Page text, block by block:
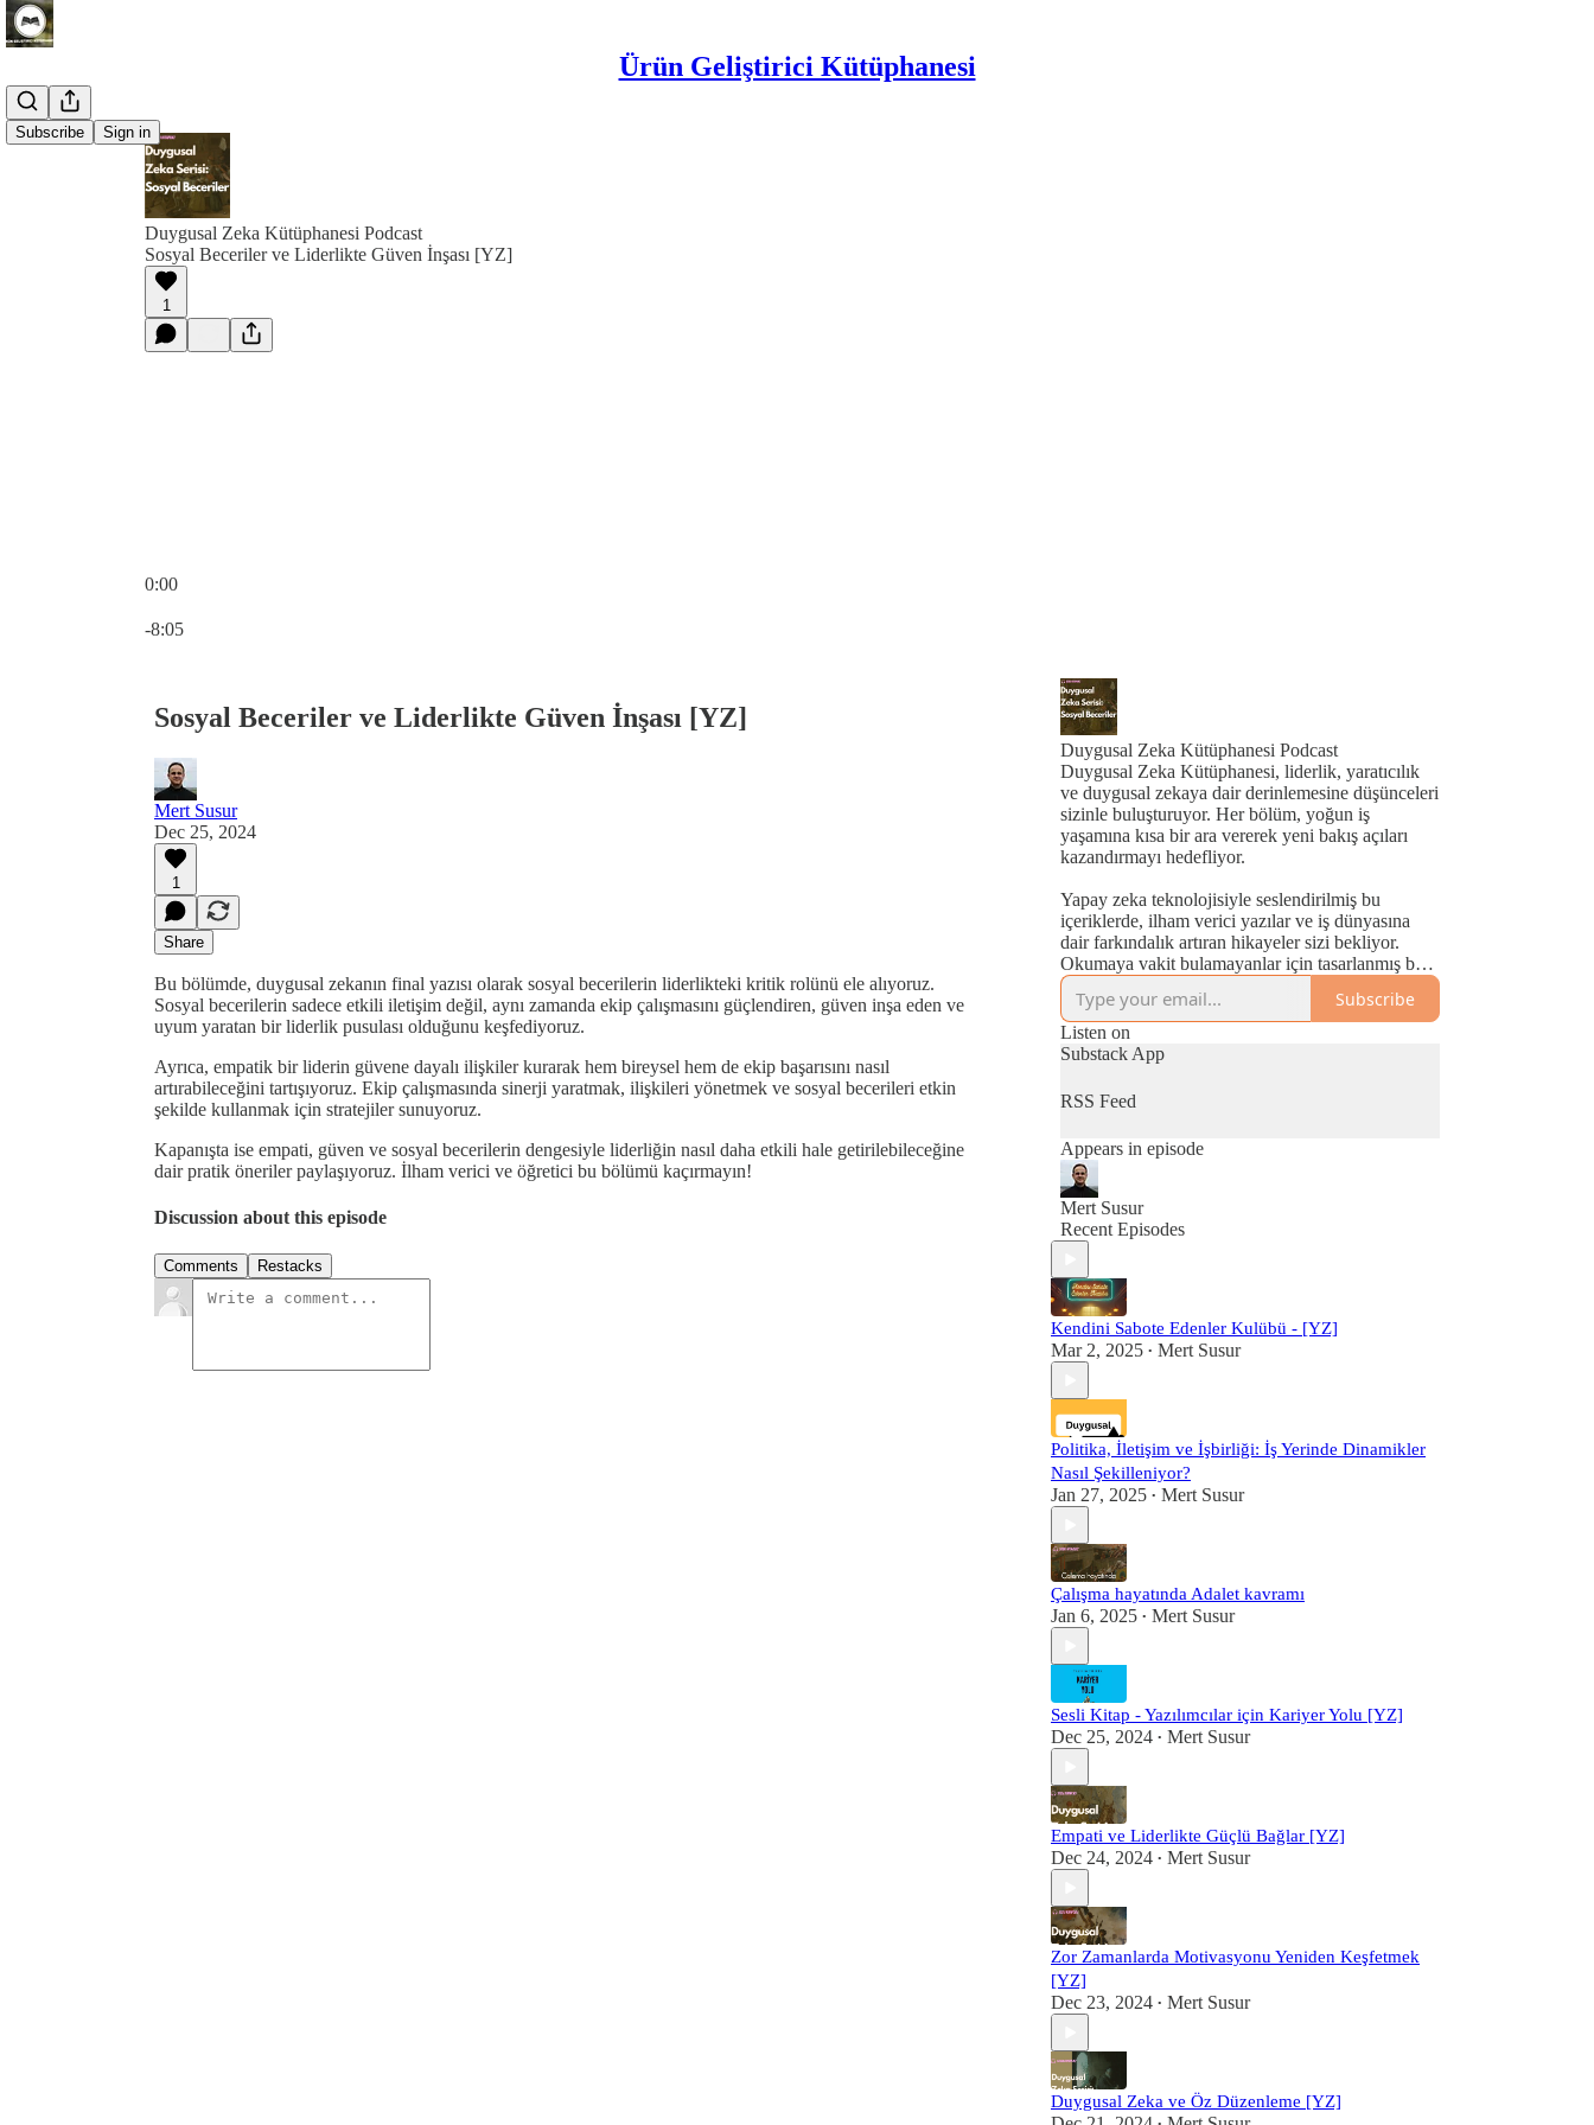
Ürün Geliştirici Kütüphanesi
Subscribe Sign in
Duygusal Zeka Kütüphanesi Podcast
Sosyal Beceriler ve Liderlikte Güven İnşası [YZ]
1
0:00
-8:05
Sosyal Beceriler ve Liderlikte Güven İnşası [YZ]
Mert Susur
Dec 25, 2024
1
Share
Bu bölümde, duygusal zekanın final yazısı olarak sosyal becerilerin liderlikteki kritik rolünü ele alıyoruz.
Sosyal becerilerin sadece etkili iletişim değil, aynı zamanda ekip çalışmasını güçlendiren, güven inşa eden ve
uyum yaratan bir liderlik pusulası olduğunu keşfediyoruz.
Ayrıca, empatik bir liderin güvene dayalı ilişkiler kurarak hem bireysel hem de ekip başarısını nasıl
artırabileceğini tartışıyoruz. Ekip çalışmasında sinerji yaratmak, ilişkileri yönetmek ve sosyal becerileri etkin
şekilde kullanmak için stratejiler sunuyoruz.
Kapanışta ise empati, güven ve sosyal becerilerin dengesiyle liderliğin nasıl daha etkili hale getirilebileceğine
dair pratik öneriler paylaşıyoruz. İlham verici ve öğretici bu bölümü kaçırmayın!
Discussion about this episode
Comments Restacks
Duygusal Zeka Kütüphanesi Podcast
Duygusal Zeka Kütüphanesi, liderlik, yaratıcılık
ve duygusal zekaya dair derinlemesine düşünceleri
sizinle buluşturuyor. Her bölüm, yoğun iş
yaşamına kısa bir ara vererek yeni bakış açıları
kazandırmayı hedefliyor.
Yapay zeka teknolojisiyle seslendirilmiş bu
içeriklerde, ilham verici yazılar ve iş dünyasına
dair farkındalık artıran hikayeler sizi bekliyor.
Okumaya vakit bulamayanlar için tasarlanmış bu
sesli kütüphane, liderlik yolculuğunuzda size
rehberlik etmeyi amaçlayan yeni içeriklerle dolu
olacak!
Subscribe
Listen on
Substack App
RSS Feed
Appears in episode
Mert Susur
Recent Episodes
Kendini Sabote Edenler Kulübü - [YZ]
Mar 2, 2025 • Mert Susur
Politika, İletişim ve İşbirliği: İş Yerinde Dinamikler
Nasıl Şekilleniyor?
Jan 27, 2025 • Mert Susur
Çalışma hayatında Adalet kavramı
Jan 6, 2025 • Mert Susur
Sesli Kitap - Yazılımcılar için Kariyer Yolu [YZ]
Dec 25, 2024 • Mert Susur
Empati ve Liderlikte Güçlü Bağlar [YZ]
Dec 24, 2024 • Mert Susur
Zor Zamanlarda Motivasyonu Yeniden Keşfetmek
[YZ]
Dec 23, 2024 • Mert Susur
Duygusal Zeka ve Öz Düzenleme [YZ]